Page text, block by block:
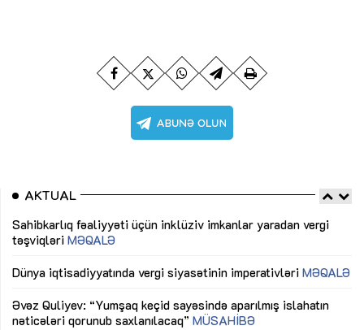
AKTUAL
Sahibkarlıq fəaliyyəti üçün inklüziv imkanlar yaradan vergi
təşviqləri MƏQALƏ
Dünya iqtisadiyyatında vergi siyasətinin imperativləri MƏQALƏ
Əvəz Quliyev: “Yumşaq keçid sayəsində aparılmış islahatın
nəticələri qorunub saxlanılacaq” MÜSAHİBƏ